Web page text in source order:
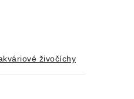
živočíchy